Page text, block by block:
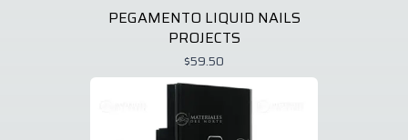
PEGAMENTO LIQUID NAILS
PROJECTS
$59.50